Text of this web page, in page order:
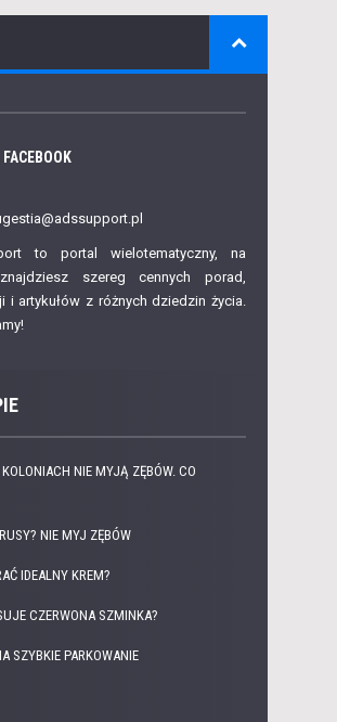
FACEBOOK
to portal wielotematyczny, na
szereg cennych porad,
i artykułów z różnych dziedzin życia.
NIE MYJĄ ZĘBÓW. CO
NIE MYJ ZĘBÓW
IDEALNY KREM?
CZERWONA SZMINKA?
SZYBKIE PARKOWANIE